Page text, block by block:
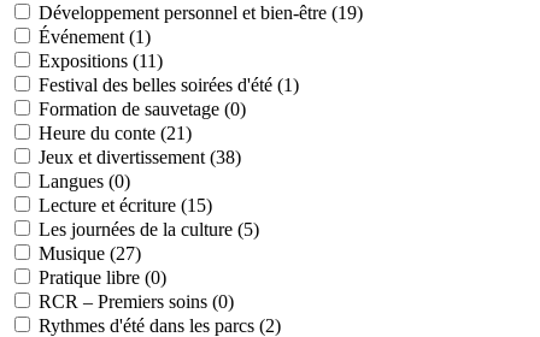
Développement personnel et bien-être (19)
Événement (1)
Expositions (11)
Festival des belles soirées d'été (1)
Formation de sauvetage (0)
Heure du conte (21)
Jeux et divertissement (38)
Langues (0)
Lecture et écriture (15)
Les journées de la culture (5)
Musique (27)
Pratique libre (0)
RCR – Premiers soins (0)
Rythmes d'été dans les parcs (2)